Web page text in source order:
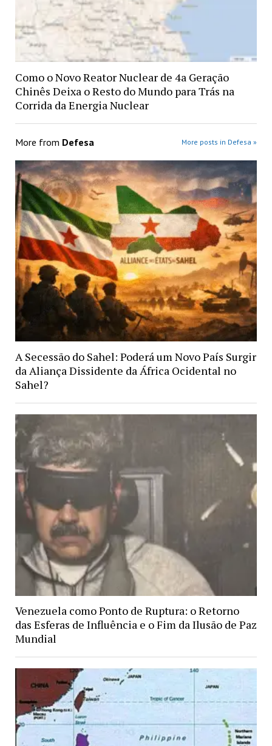
Como o Novo Reator Nuclear de 4a Geração
Chinês Deixa o Resto do Mundo para Trás na
Corrida da Energia Nuclear
More from Defesa More posts in Defesa »
A Secessão do Sahel: Poderá um Novo País Surgir
da Aliança Dissidente da África Ocidental no
Sahel?
Venezuela como Ponto de Ruptura: o Retorno
das Esferas de Influência e o Fim da Ilusão de Paz
Mundial